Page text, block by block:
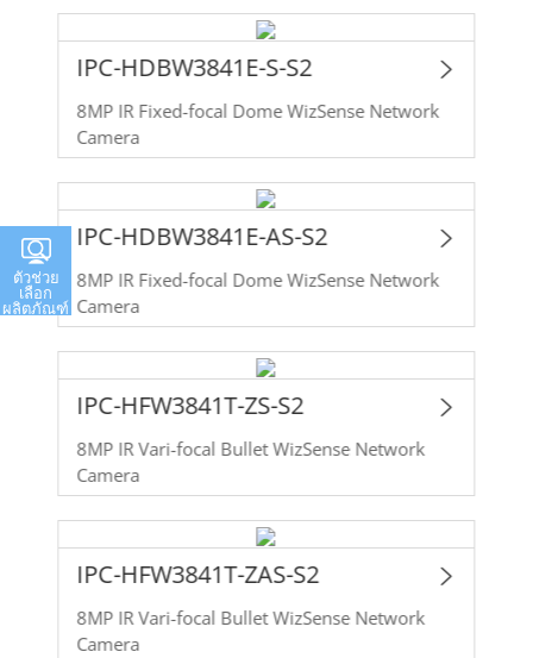
IPC-HDBW3841E-S-S2
8MP IR Fixed-focal Dome WizSense Network
Camera
IPC-HDBW3841E-AS-S2
8MP IR Fixed-focal Dome WizSense Network
Camera
IPC-HFW3841T-ZS-S2
8MP IR Vari-focal Bullet WizSense Network
Camera
IPC-HFW3841T-ZAS-S2
8MP IR Vari-focal Bullet WizSense Network
Camera
ตัวช่วย
เลือก
ผลิตภัณฑ์